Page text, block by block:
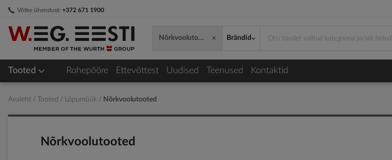
Võtke ühendust: +372 671 1900
Skip
Content
Nõrkvoolutooted× Brändid
Tooted Rohepööre Ettevõttest Uudised Teenused Kontaktid
Avaleht Tooted Lõpumüük Nõrkvoolutooted
Nõrkvoolutooted